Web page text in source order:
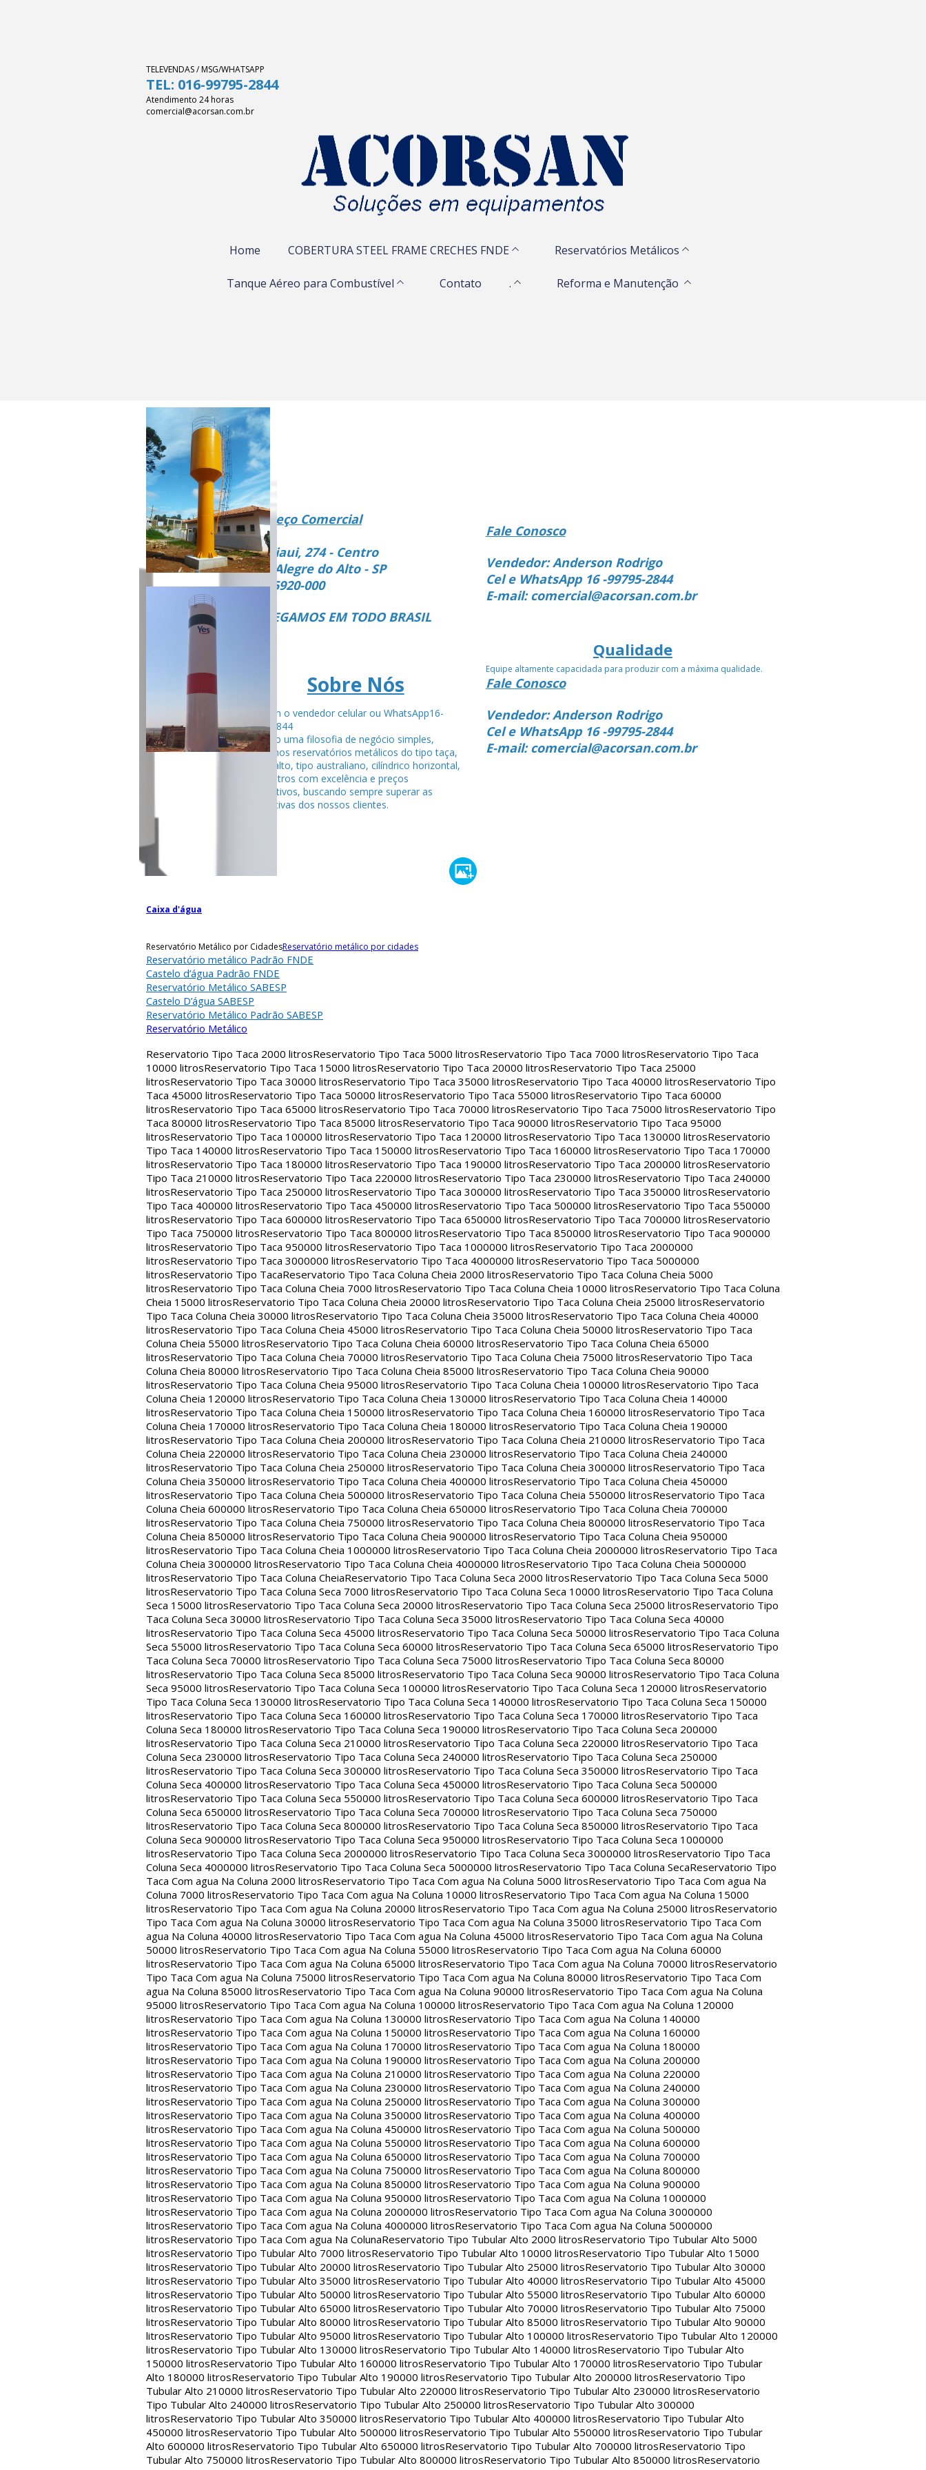
TELEVENDAS / MSG/WHATSAPP
TEL: 016-99795-2844
Atendimento 24 horas
comercial@acorsan.com.br
Home COBERTURA STEEL FRAME CRECHES FNDE Reservatórios Metálicos
Tanque Aéreo para Combustível Contato . Reforma e Manutenção
Endereço Comercial
Rua Piaui, 274 - Centro
Vista Alegre do Alto - SP
CEP 15920-000
ENTREGAMOS EM TODO BRASIL
Sobre Nós
Fale com o vendedor celular ou WhatsApp16-
99795-2844
Seguindo uma filosofia de negócio simples,
fabricamos reservatórios metálicos do tipo taça,
tubular alto, tipo australiano, cilíndrico horizontal,
entre outros com excelência e preços
competitivos, buscando sempre superar as
espectativas dos nossos clientes.
Fale Conosco
Vendedor: Anderson Rodrigo
Cel e WhatsApp 16 -99795-2844
E-mail: comercial@acorsan.com.br
Qualidade
Equipe altamente capacidada para produzir com a máxima qualidade.
Fale Conosco
Vendedor: Anderson Rodrigo
Cel e WhatsApp 16 -99795-2844
E-mail: comercial@acorsan.com.br
Caixa d'água
Reservatório Metálico por CidadesReservatório metálico por cidades
Reservatório metálico Padrão FNDE
Castelo d’água Padrão FNDE
Reservatório Metálico SABESP
Castelo D’água SABESP
Reservatório Metálico Padrão SABESP
Reservatório Metálico
Reservatorio Tipo Taca 2000 litrosReservatorio Tipo Taca 5000 litrosReservatorio Tipo Taca 7000 litrosReservatorio Tipo Taca
10000 litrosReservatorio Tipo Taca 15000 litrosReservatorio Tipo Taca 20000 litrosReservatorio Tipo Taca 25000
litrosReservatorio Tipo Taca 30000 litrosReservatorio Tipo Taca 35000 litrosReservatorio Tipo Taca 40000 litrosReservatorio Tipo
Taca 45000 litrosReservatorio Tipo Taca 50000 litrosReservatorio Tipo Taca 55000 litrosReservatorio Tipo Taca 60000
litrosReservatorio Tipo Taca 65000 litrosReservatorio Tipo Taca 70000 litrosReservatorio Tipo Taca 75000 litrosReservatorio Tipo
Taca 80000 litrosReservatorio Tipo Taca 85000 litrosReservatorio Tipo Taca 90000 litrosReservatorio Tipo Taca 95000
litrosReservatorio Tipo Taca 100000 litrosReservatorio Tipo Taca 120000 litrosReservatorio Tipo Taca 130000 litrosReservatorio
Tipo Taca 140000 litrosReservatorio Tipo Taca 150000 litrosReservatorio Tipo Taca 160000 litrosReservatorio Tipo Taca 170000
litrosReservatorio Tipo Taca 180000 litrosReservatorio Tipo Taca 190000 litrosReservatorio Tipo Taca 200000 litrosReservatorio
Tipo Taca 210000 litrosReservatorio Tipo Taca 220000 litrosReservatorio Tipo Taca 230000 litrosReservatorio Tipo Taca 240000
litrosReservatorio Tipo Taca 250000 litrosReservatorio Tipo Taca 300000 litrosReservatorio Tipo Taca 350000 litrosReservatorio
Tipo Taca 400000 litrosReservatorio Tipo Taca 450000 litrosReservatorio Tipo Taca 500000 litrosReservatorio Tipo Taca 550000
litrosReservatorio Tipo Taca 600000 litrosReservatorio Tipo Taca 650000 litrosReservatorio Tipo Taca 700000 litrosReservatorio
Tipo Taca 750000 litrosReservatorio Tipo Taca 800000 litrosReservatorio Tipo Taca 850000 litrosReservatorio Tipo Taca 900000
litrosReservatorio Tipo Taca 950000 litrosReservatorio Tipo Taca 1000000 litrosReservatorio Tipo Taca 2000000
litrosReservatorio Tipo Taca 3000000 litrosReservatorio Tipo Taca 4000000 litrosReservatorio Tipo Taca 5000000
litrosReservatorio Tipo TacaReservatorio Tipo Taca Coluna Cheia 2000 litrosReservatorio Tipo Taca Coluna Cheia 5000
litrosReservatorio Tipo Taca Coluna Cheia 7000 litrosReservatorio Tipo Taca Coluna Cheia 10000 litrosReservatorio Tipo Taca Coluna
Cheia 15000 litrosReservatorio Tipo Taca Coluna Cheia 20000 litrosReservatorio Tipo Taca Coluna Cheia 25000 litrosReservatorio
Tipo Taca Coluna Cheia 30000 litrosReservatorio Tipo Taca Coluna Cheia 35000 litrosReservatorio Tipo Taca Coluna Cheia 40000
litrosReservatorio Tipo Taca Coluna Cheia 45000 litrosReservatorio Tipo Taca Coluna Cheia 50000 litrosReservatorio Tipo Taca
Coluna Cheia 55000 litrosReservatorio Tipo Taca Coluna Cheia 60000 litrosReservatorio Tipo Taca Coluna Cheia 65000
litrosReservatorio Tipo Taca Coluna Cheia 70000 litrosReservatorio Tipo Taca Coluna Cheia 75000 litrosReservatorio Tipo Taca
Coluna Cheia 80000 litrosReservatorio Tipo Taca Coluna Cheia 85000 litrosReservatorio Tipo Taca Coluna Cheia 90000
litrosReservatorio Tipo Taca Coluna Cheia 95000 litrosReservatorio Tipo Taca Coluna Cheia 100000 litrosReservatorio Tipo Taca
Coluna Cheia 120000 litrosReservatorio Tipo Taca Coluna Cheia 130000 litrosReservatorio Tipo Taca Coluna Cheia 140000
litrosReservatorio Tipo Taca Coluna Cheia 150000 litrosReservatorio Tipo Taca Coluna Cheia 160000 litrosReservatorio Tipo Taca
Coluna Cheia 170000 litrosReservatorio Tipo Taca Coluna Cheia 180000 litrosReservatorio Tipo Taca Coluna Cheia 190000
litrosReservatorio Tipo Taca Coluna Cheia 200000 litrosReservatorio Tipo Taca Coluna Cheia 210000 litrosReservatorio Tipo Taca
Coluna Cheia 220000 litrosReservatorio Tipo Taca Coluna Cheia 230000 litrosReservatorio Tipo Taca Coluna Cheia 240000
litrosReservatorio Tipo Taca Coluna Cheia 250000 litrosReservatorio Tipo Taca Coluna Cheia 300000 litrosReservatorio Tipo Taca
Coluna Cheia 350000 litrosReservatorio Tipo Taca Coluna Cheia 400000 litrosReservatorio Tipo Taca Coluna Cheia 450000
litrosReservatorio Tipo Taca Coluna Cheia 500000 litrosReservatorio Tipo Taca Coluna Cheia 550000 litrosReservatorio Tipo Taca
Coluna Cheia 600000 litrosReservatorio Tipo Taca Coluna Cheia 650000 litrosReservatorio Tipo Taca Coluna Cheia 700000
litrosReservatorio Tipo Taca Coluna Cheia 750000 litrosReservatorio Tipo Taca Coluna Cheia 800000 litrosReservatorio Tipo Taca
Coluna Cheia 850000 litrosReservatorio Tipo Taca Coluna Cheia 900000 litrosReservatorio Tipo Taca Coluna Cheia 950000
litrosReservatorio Tipo Taca Coluna Cheia 1000000 litrosReservatorio Tipo Taca Coluna Cheia 2000000 litrosReservatorio Tipo Taca
Coluna Cheia 3000000 litrosReservatorio Tipo Taca Coluna Cheia 4000000 litrosReservatorio Tipo Taca Coluna Cheia 5000000
litrosReservatorio Tipo Taca Coluna CheiaReservatorio Tipo Taca Coluna Seca 2000 litrosReservatorio Tipo Taca Coluna Seca 5000
litrosReservatorio Tipo Taca Coluna Seca 7000 litrosReservatorio Tipo Taca Coluna Seca 10000 litrosReservatorio Tipo Taca Coluna
Seca 15000 litrosReservatorio Tipo Taca Coluna Seca 20000 litrosReservatorio Tipo Taca Coluna Seca 25000 litrosReservatorio Tipo
Taca Coluna Seca 30000 litrosReservatorio Tipo Taca Coluna Seca 35000 litrosReservatorio Tipo Taca Coluna Seca 40000
litrosReservatorio Tipo Taca Coluna Seca 45000 litrosReservatorio Tipo Taca Coluna Seca 50000 litrosReservatorio Tipo Taca Coluna
Seca 55000 litrosReservatorio Tipo Taca Coluna Seca 60000 litrosReservatorio Tipo Taca Coluna Seca 65000 litrosReservatorio Tipo
Taca Coluna Seca 70000 litrosReservatorio Tipo Taca Coluna Seca 75000 litrosReservatorio Tipo Taca Coluna Seca 80000
litrosReservatorio Tipo Taca Coluna Seca 85000 litrosReservatorio Tipo Taca Coluna Seca 90000 litrosReservatorio Tipo Taca Coluna
Seca 95000 litrosReservatorio Tipo Taca Coluna Seca 100000 litrosReservatorio Tipo Taca Coluna Seca 120000 litrosReservatorio
Tipo Taca Coluna Seca 130000 litrosReservatorio Tipo Taca Coluna Seca 140000 litrosReservatorio Tipo Taca Coluna Seca 150000
litrosReservatorio Tipo Taca Coluna Seca 160000 litrosReservatorio Tipo Taca Coluna Seca 170000 litrosReservatorio Tipo Taca
Coluna Seca 180000 litrosReservatorio Tipo Taca Coluna Seca 190000 litrosReservatorio Tipo Taca Coluna Seca 200000
litrosReservatorio Tipo Taca Coluna Seca 210000 litrosReservatorio Tipo Taca Coluna Seca 220000 litrosReservatorio Tipo Taca
Coluna Seca 230000 litrosReservatorio Tipo Taca Coluna Seca 240000 litrosReservatorio Tipo Taca Coluna Seca 250000
litrosReservatorio Tipo Taca Coluna Seca 300000 litrosReservatorio Tipo Taca Coluna Seca 350000 litrosReservatorio Tipo Taca
Coluna Seca 400000 litrosReservatorio Tipo Taca Coluna Seca 450000 litrosReservatorio Tipo Taca Coluna Seca 500000
litrosReservatorio Tipo Taca Coluna Seca 550000 litrosReservatorio Tipo Taca Coluna Seca 600000 litrosReservatorio Tipo Taca
Coluna Seca 650000 litrosReservatorio Tipo Taca Coluna Seca 700000 litrosReservatorio Tipo Taca Coluna Seca 750000
litrosReservatorio Tipo Taca Coluna Seca 800000 litrosReservatorio Tipo Taca Coluna Seca 850000 litrosReservatorio Tipo Taca
Coluna Seca 900000 litrosReservatorio Tipo Taca Coluna Seca 950000 litrosReservatorio Tipo Taca Coluna Seca 1000000
litrosReservatorio Tipo Taca Coluna Seca 2000000 litrosReservatorio Tipo Taca Coluna Seca 3000000 litrosReservatorio Tipo Taca
Coluna Seca 4000000 litrosReservatorio Tipo Taca Coluna Seca 5000000 litrosReservatorio Tipo Taca Coluna SecaReservatorio Tipo
Taca Com agua Na Coluna 2000 litrosReservatorio Tipo Taca Com agua Na Coluna 5000 litrosReservatorio Tipo Taca Com agua Na
Coluna 7000 litrosReservatorio Tipo Taca Com agua Na Coluna 10000 litrosReservatorio Tipo Taca Com agua Na Coluna 15000
litrosReservatorio Tipo Taca Com agua Na Coluna 20000 litrosReservatorio Tipo Taca Com agua Na Coluna 25000 litrosReservatorio
Tipo Taca Com agua Na Coluna 30000 litrosReservatorio Tipo Taca Com agua Na Coluna 35000 litrosReservatorio Tipo Taca Com
agua Na Coluna 40000 litrosReservatorio Tipo Taca Com agua Na Coluna 45000 litrosReservatorio Tipo Taca Com agua Na Coluna
50000 litrosReservatorio Tipo Taca Com agua Na Coluna 55000 litrosReservatorio Tipo Taca Com agua Na Coluna 60000
litrosReservatorio Tipo Taca Com agua Na Coluna 65000 litrosReservatorio Tipo Taca Com agua Na Coluna 70000 litrosReservatorio
Tipo Taca Com agua Na Coluna 75000 litrosReservatorio Tipo Taca Com agua Na Coluna 80000 litrosReservatorio Tipo Taca Com
agua Na Coluna 85000 litrosReservatorio Tipo Taca Com agua Na Coluna 90000 litrosReservatorio Tipo Taca Com agua Na Coluna
95000 litrosReservatorio Tipo Taca Com agua Na Coluna 100000 litrosReservatorio Tipo Taca Com agua Na Coluna 120000
litrosReservatorio Tipo Taca Com agua Na Coluna 130000 litrosReservatorio Tipo Taca Com agua Na Coluna 140000
litrosReservatorio Tipo Taca Com agua Na Coluna 150000 litrosReservatorio Tipo Taca Com agua Na Coluna 160000
litrosReservatorio Tipo Taca Com agua Na Coluna 170000 litrosReservatorio Tipo Taca Com agua Na Coluna 180000
litrosReservatorio Tipo Taca Com agua Na Coluna 190000 litrosReservatorio Tipo Taca Com agua Na Coluna 200000
litrosReservatorio Tipo Taca Com agua Na Coluna 210000 litrosReservatorio Tipo Taca Com agua Na Coluna 220000
litrosReservatorio Tipo Taca Com agua Na Coluna 230000 litrosReservatorio Tipo Taca Com agua Na Coluna 240000
litrosReservatorio Tipo Taca Com agua Na Coluna 250000 litrosReservatorio Tipo Taca Com agua Na Coluna 300000
litrosReservatorio Tipo Taca Com agua Na Coluna 350000 litrosReservatorio Tipo Taca Com agua Na Coluna 400000
litrosReservatorio Tipo Taca Com agua Na Coluna 450000 litrosReservatorio Tipo Taca Com agua Na Coluna 500000
litrosReservatorio Tipo Taca Com agua Na Coluna 550000 litrosReservatorio Tipo Taca Com agua Na Coluna 600000
litrosReservatorio Tipo Taca Com agua Na Coluna 650000 litrosReservatorio Tipo Taca Com agua Na Coluna 700000
litrosReservatorio Tipo Taca Com agua Na Coluna 750000 litrosReservatorio Tipo Taca Com agua Na Coluna 800000
litrosReservatorio Tipo Taca Com agua Na Coluna 850000 litrosReservatorio Tipo Taca Com agua Na Coluna 900000
litrosReservatorio Tipo Taca Com agua Na Coluna 950000 litrosReservatorio Tipo Taca Com agua Na Coluna 1000000
litrosReservatorio Tipo Taca Com agua Na Coluna 2000000 litrosReservatorio Tipo Taca Com agua Na Coluna 3000000
litrosReservatorio Tipo Taca Com agua Na Coluna 4000000 litrosReservatorio Tipo Taca Com agua Na Coluna 5000000
litrosReservatorio Tipo Taca Com agua Na ColunaReservatorio Tipo Tubular Alto 2000 litrosReservatorio Tipo Tubular Alto 5000
litrosReservatorio Tipo Tubular Alto 7000 litrosReservatorio Tipo Tubular Alto 10000 litrosReservatorio Tipo Tubular Alto 15000
litrosReservatorio Tipo Tubular Alto 20000 litrosReservatorio Tipo Tubular Alto 25000 litrosReservatorio Tipo Tubular Alto 30000
litrosReservatorio Tipo Tubular Alto 35000 litrosReservatorio Tipo Tubular Alto 40000 litrosReservatorio Tipo Tubular Alto 45000
litrosReservatorio Tipo Tubular Alto 50000 litrosReservatorio Tipo Tubular Alto 55000 litrosReservatorio Tipo Tubular Alto 60000
litrosReservatorio Tipo Tubular Alto 65000 litrosReservatorio Tipo Tubular Alto 70000 litrosReservatorio Tipo Tubular Alto 75000
litrosReservatorio Tipo Tubular Alto 80000 litrosReservatorio Tipo Tubular Alto 85000 litrosReservatorio Tipo Tubular Alto 90000
litrosReservatorio Tipo Tubular Alto 95000 litrosReservatorio Tipo Tubular Alto 100000 litrosReservatorio Tipo Tubular Alto 120000
litrosReservatorio Tipo Tubular Alto 130000 litrosReservatorio Tipo Tubular Alto 140000 litrosReservatorio Tipo Tubular Alto
150000 litrosReservatorio Tipo Tubular Alto 160000 litrosReservatorio Tipo Tubular Alto 170000 litrosReservatorio Tipo Tubular
Alto 180000 litrosReservatorio Tipo Tubular Alto 190000 litrosReservatorio Tipo Tubular Alto 200000 litrosReservatorio Tipo
Tubular Alto 210000 litrosReservatorio Tipo Tubular Alto 220000 litrosReservatorio Tipo Tubular Alto 230000 litrosReservatorio
Tipo Tubular Alto 240000 litrosReservatorio Tipo Tubular Alto 250000 litrosReservatorio Tipo Tubular Alto 300000
litrosReservatorio Tipo Tubular Alto 350000 litrosReservatorio Tipo Tubular Alto 400000 litrosReservatorio Tipo Tubular Alto
450000 litrosReservatorio Tipo Tubular Alto 500000 litrosReservatorio Tipo Tubular Alto 550000 litrosReservatorio Tipo Tubular
Alto 600000 litrosReservatorio Tipo Tubular Alto 650000 litrosReservatorio Tipo Tubular Alto 700000 litrosReservatorio Tipo
Tubular Alto 750000 litrosReservatorio Tipo Tubular Alto 800000 litrosReservatorio Tipo Tubular Alto 850000 litrosReservatorio